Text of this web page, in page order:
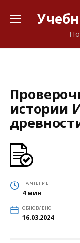
истории
НА ЧТЕНИЕ
4 мин
ОБНОВЛЕНО
16.03.2024